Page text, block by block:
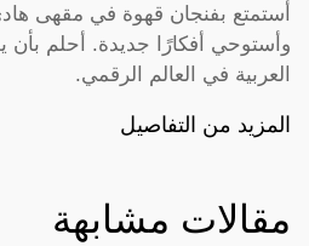
أستمتع بفنجان قهوة في مقهى
وأستوحي أفكارًا جديدة. أحلم بأن
العربية في العالم الرقمي.
المزيد من التفاصيل
مقالات مشابهة